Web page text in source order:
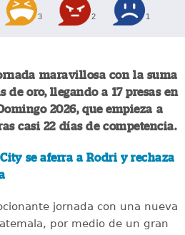
3 2 1
maravillosa con la suma
de oro, llegando a 17 presas en
2026, que empieza a
casi 22 días de competencia.
City se aferra a Rodri y rechaza
jornada con una nueva
por medio de un gran